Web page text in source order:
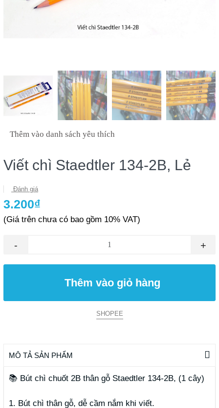
Thêm vào danh sách yêu thích
Viết chì Staedtler 134-2B, Lẻ
Đánh giá
3.200₫
(Giá trên chưa có bao gồm 10% VAT)
- +
Thêm vào giỏ hàng
SHOPEE
MÔ TẢ SẢN PHẨM
📚 Bút chì chuốt 2B thân gỗ Staedtler 134-2B, (1 cây)
1. Bút chì thân gỗ, dễ cầm nắm khi viết.